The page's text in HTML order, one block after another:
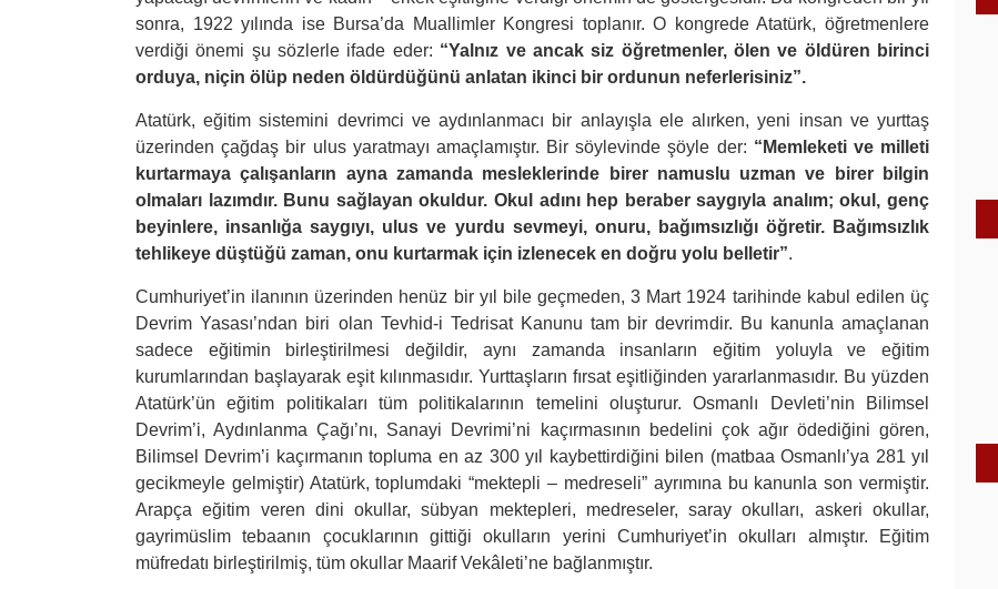
sonra, 1922 yılında ise Bursa’da Muallimler Kongresi toplanır. O kongrede Atatürk, öğretmenlere
verdiği önemi şu sözlerle ifade eder: “Yalnız ve ancak siz öğretmenler, ölen ve öldüren birinci
orduya, niçin ölüp neden öldürdüğünü anlatan ikinci bir ordunun neferlerisiniz”.
Atatürk, eğitim sistemini devrimci ve aydınlanmacı bir anlayışla ele alırken, yeni insan ve yurttaş
üzerinden çağdaş bir ulus yaratmayı amaçlamıştır. Bir söylevinde şöyle der: “Memleketi ve milleti
kurtarmaya çalışanların ayna zamanda mesleklerinde birer namuslu uzman ve birer bilgin
olmaları lazımdır. Bunu sağlayan okuldur. Okul adını hep beraber saygıyla analım; okul, genç
beyinlere, insanlığa saygıyı, ulus ve yurdu sevmeyi, onuru, bağımsızlığı öğretir. Bağımsızlık
tehlikeye düştüğü zaman, onu kurtarmak için izlenecek en doğru yolu belletir”.
Cumhuriyet’in ilanının üzerinden henüz bir yıl bile geçmeden, 3 Mart 1924 tarihinde kabul edilen üç
Devrim Yasası’ndan biri olan Tevhid-i Tedrisat Kanunu tam bir devrimdir. Bu kanunla amaçlanan
sadece eğitimin birleştirilmesi değildir, aynı zamanda insanların eğitim yoluyla ve eğitim
kurumlarından başlayarak eşit kılınmasıdır. Yurttaşların fırsat eşitliğinden yararlanmasıdır. Bu yüzden
Atatürk’ün eğitim politikaları tüm politikalarının temelini oluşturur. Osmanlı Devleti’nin Bilimsel
Devrim’i, Aydınlanma Çağı’nı, Sanayi Devrimi’ni kaçırmasının bedelini çok ağır ödediğini gören,
Bilimsel Devrim’i kaçırmanın topluma en az 300 yıl kaybettirdiğini bilen (matbaa Osmanlı’ya 281 yıl
gecikmeyle gelmiştir) Atatürk, toplumdaki “mektepli – medreseli” ayrımına bu kanunla son vermiştir.
Arapça eğitim veren dini okullar, sübyan mektepleri, medreseler, saray okulları, askeri okullar,
gayrimüslim tebaanın çocuklarının gittiği okulların yerini Cumhuriyet’in okulları almıştır. Eğitim
müfredatı birleştirilmiş, tüm okullar Maarif Vekâleti’ne bağlanmıştır.